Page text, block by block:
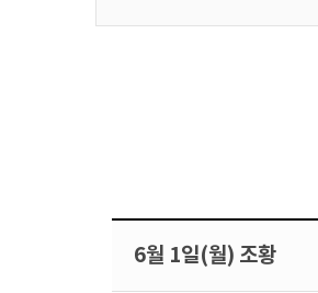
6월 1일(월) 조황